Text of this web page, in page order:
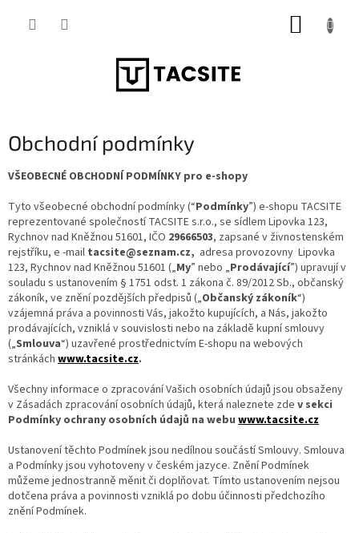
Obchodní podmínky
VŠEOBECNÉ OBCHODNÍ PODMÍNKY pro e-shopy
Tyto všeobecné obchodní podmínky (“Podmínky”) e-shopu TACSITE
reprezentované společností TACSITE s.r.o., se sídlem Lipovka 123,
Rychnov nad Kněžnou 51601, IČO 29666503, zapsané v živnostenském
rejstříku, e -mail tacsite@seznam.cz, adresa provozovny Lipovka
123, Rychnov nad Kněžnou 51601 („My” nebo „Prodávající”) upravují v
souladu s ustanovením § 1751 odst. 1 zákona č. 89/2012 Sb., občanský
zákoník, ve znění pozdějších předpisů („Občanský zákoník“)
vzájemná práva a povinnosti Vás, jakožto kupujících, a Nás, jakožto
prodávajících, vzniklá v souvislosti nebo na základě kupní smlouvy
(„Smlouva“) uzavřené prostřednictvím E-shopu na webových
stránkách www.tacsite.cz.
Všechny informace o zpracování Vašich osobních údajů jsou obsaženy
v Zásadách zpracování osobních údajů, která naleznete zde v sekci
Podmínky ochrany osobních údajů na webu www.tacsite.cz
Ustanovení těchto Podmínek jsou nedílnou součástí Smlouvy. Smlouva
a Podmínky jsou vyhotoveny v českém jazyce. Znění Podmínek
můžeme jednostranně měnit či doplňovat. Tímto ustanovením nejsou
dotčena práva a povinnosti vzniklá po dobu účinnosti předchozího
znění Podmínek.